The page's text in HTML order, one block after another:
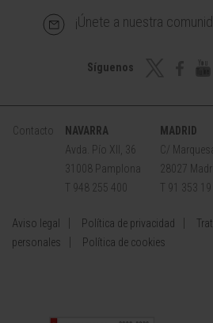
¡Únete a nuestra
Síguenos
Contacto
NAVARRA
Avda. Pío XII, 36
31008 Pamplona
T 948 255 400
MADRID
C/
28027
T 91 353
Aviso legal Política de privacidad
personales
Política de cookies